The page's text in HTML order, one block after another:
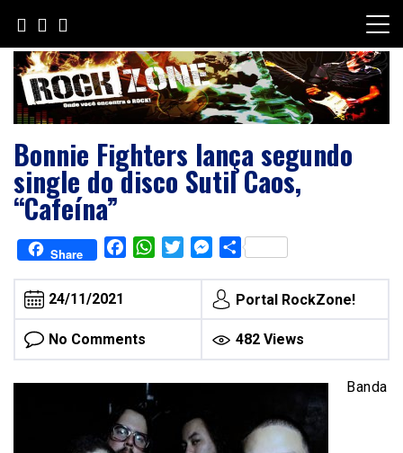
content
Bonnie Fighters lança segundo
single do disco Sutil Caos,
“Cafeína”
Share FacebookWhatsAppTwitterMessenger
Share
24/11/2021 Portal RockZone!
No Comments 482 Views
Banda